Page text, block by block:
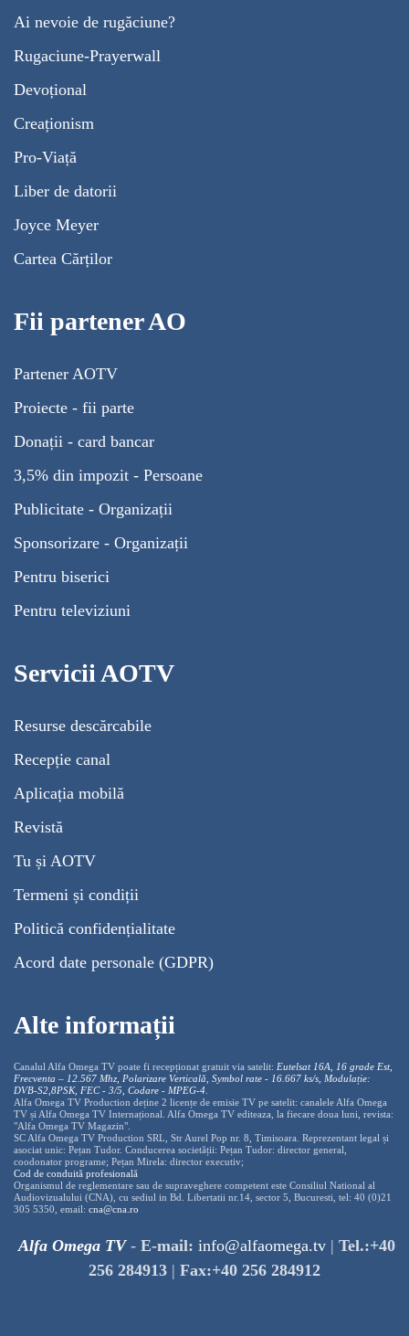
Ai nevoie de rugăciune?
Rugaciune-Prayerwall
Devoțional
Creaționism
Pro-Viață
Liber de datorii
Joyce Meyer
Cartea Cărților
Fii partener AO
Partener AOTV
Proiecte - fii parte
Donații - card bancar
3,5% din impozit - Persoane
Publicitate - Organizații
Sponsorizare - Organizații
Pentru biserici
Pentru televiziuni
Servicii AOTV
Resurse descărcabile
Recepție canal
Aplicația mobilă
Revistă
Tu și AOTV
Termeni și condiții
Politică confidențialitate
Acord date personale (GDPR)
Alte informații
Canalul Alfa Omega TV poate fi recepționat gratuit via satelit: Eutelsat 16A, 16 grade Est,
Frecventa – 12.567 Mhz, Polarizare Verticală, Symbol rate - 16.667 ks/s, Modulație:
DVB-S2,8PSK, FEC - 3/5, Codare - MPEG-4
Alfa Omega TV Production deține 2 licențe de emisie TV pe satelit: canalele Alfa Omega
TV și Alfa Omega TV Internațional. Alfa Omega TV editeaza, la fiecare doua luni, revista:
"Alfa Omega TV Magazin".
SC Alfa Omega TV Production SRL, Str Aurel Pop nr. 8, Timisoara. Reprezentant legal și
asociat unic: Pețan Tudor. Conducerea societății: Pețan Tudor: director general,
coodonator programe; Pețan Mirela: director executiv;
Cod de conduită profesională
Organismul de reglementare sau de supraveghere competent este Consiliul National al
Audiovizualului (CNA), cu sediul in Bd. Libertatii nr.14, sector 5, Bucuresti, tel: 40 (0)21
305 5350, email: cna@cna.ro
Alfa Omega TV- E-mail: info@alfaomega.tv | Tel.:+40
256 284913 | Fax:+40 256 284912